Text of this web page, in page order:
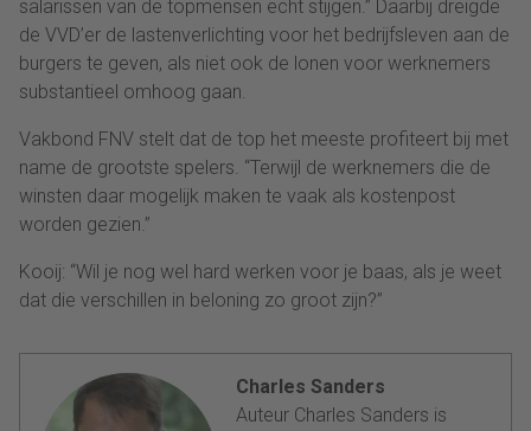
salarissen van de topmensen echt stijgen.” Daarbij dreigde
de VVD’er de lastenverlichting voor het bedrijfsleven aan de
burgers te geven, als niet ook de lonen voor werknemers
substantieel omhoog gaan.
Vakbond FNV stelt dat de top het meeste profiteert bij met
name de grootste spelers. “Terwijl de werknemers die de
winsten daar mogelijk maken te vaak als kostenpost
worden gezien.”
Kooij: “Wil je nog wel hard werken voor je baas, als je weet
dat die verschillen in beloning zo groot zijn?”
Charles Sanders
Auteur Charles Sanders is